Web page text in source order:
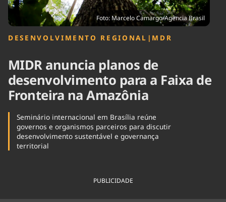
Foto: Marcelo Camargo/Agência Brasil
DESENVOLVIMENTO REGIONAL | MDR
MIDR anuncia planos de
desenvolvimento para a Faixa de
Fronteira na Amazônia
Seminário internacional em Brasília reúne
governos e organismos parceiros para discutir
desenvolvimento sustentável e governança
territorial
PUBLICIDADE